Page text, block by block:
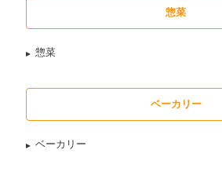
惣菜
惣菜
ベーカリー
ベーカリー